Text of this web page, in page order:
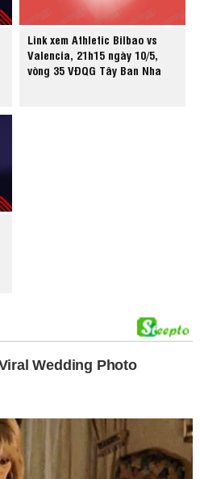
Link xem Athletic Bilbao vs
Valencia, 21h15 ngày 10/5,
vòng 35 VĐQG Tây Ban Nha